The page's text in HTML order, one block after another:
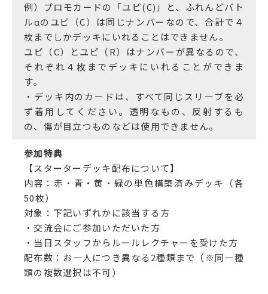
例）プロモカードの「ユピ(C)」と、ふれんどバト
ルαのユピ（C）は同じナンバーなので、合計で４
枚までしかデッキにいれることはできません。
ユピ（C）とユピ（R）はナンバーが異なるので、
それぞれ４枚までデッキにいれることができま
す。
・デッキ内のカードは、すべて同じスリーブを必
ず着用してください。透明なもの、反射するも
の、傷が目立つものなどは使用できません。
参加特典
【スターターデッキ配布について】
内容：赤・青・黄・緑の単色構築済みデッキ（各
50枚）
対象：下記いずれかに該当する方
・交流会にご参加いただいた方
・当日スタッフからルールレクチャーを受けた方
配布数：お一人につき異なる2種類まで（※同一種
類の複数選択は不可）